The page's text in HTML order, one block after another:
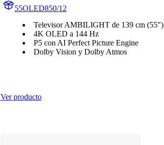
55OLED850/12
Televisor AMBILIGHT de 139 cm (55")
4K OLED a 144 Hz
P5 con AI Perfect Picture Engine
Dolby Vision y Dolby Atmos
Ver producto